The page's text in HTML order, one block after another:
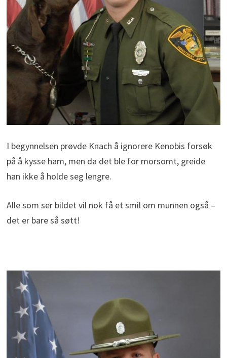
I begynnelsen prøvde Knach å ignorere Kenobis forsøk
på å kysse ham, men da det ble for morsomt, greide
han ikke å holde seg lengre.
Alle som ser bildet vil nok få et smil om munnen også –
det er bare så søtt!